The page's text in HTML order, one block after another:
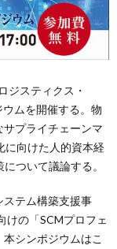
ジスティクス・
ムを開催する。物
プライチェーンマ
に向けた人的資本経
ついて議論する。
ステム構築支援事
けの「SCMプロフェ
シンポジウムはこ